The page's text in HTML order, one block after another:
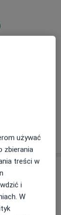
używać
zbierania
treści w
i
W